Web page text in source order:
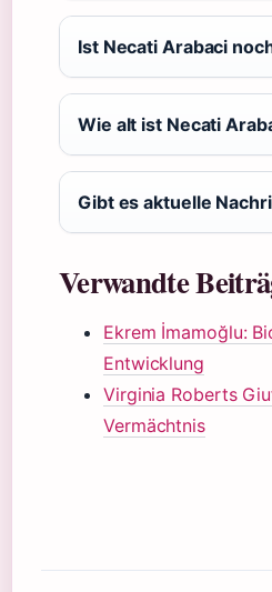
Ist Necati Arabaci
Wie alt ist Necati
Gibt es aktuelle
Verwandte
Ekrem İmamoğlu:
Entwicklung
Virginia Roberts
Vermächtnis